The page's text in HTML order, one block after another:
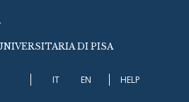
DI PISA
IT EN HELP